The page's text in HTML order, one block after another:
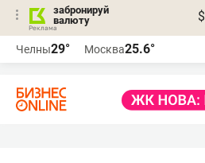
забронируй
валюту
$
Челны29° Москва25.6°